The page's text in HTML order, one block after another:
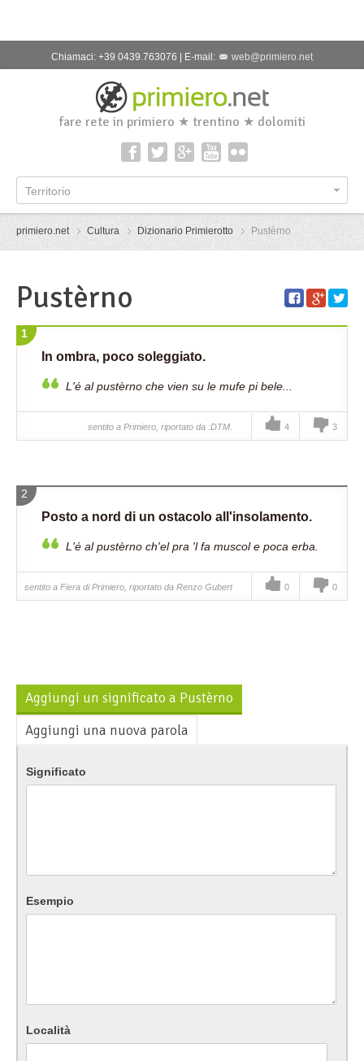
Chiamaci: +39 0439.763076 | E-mail: web@primiero.net
fare rete in primiero ★ trentino ★ dolomiti
Territorio
primiero.net Cultura Dizionario Primierotto Pustèrno
Pustèrno
1
In ombra, poco soleggiato.
L'é al pustèrno che vien su le mufe pi bele...
sentito a Primiero, riportato da :DTM. 4 3
2
Posto a nord di un ostacolo all'insolamento.
L'é al pustèrno ch'el pra 'l fa muscol e poca erba.
sentito a Fiera di Primiero, riportato da Renzo Gubert 0 0
Aggiungi un significato a Pustèrno
Aggiungi una nuova parola
Significato
Esempio
Località